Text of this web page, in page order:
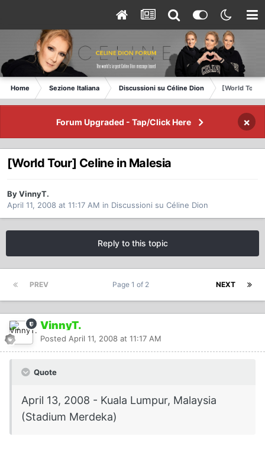
Home Sezione Italiana Discussioni su Céline Dion [World Tour]
Forum Upgraded - Tap/Click Here ×
[World Tour] Celine in Malesia
By VinnyT.
April 11, 2008 at 11:17 AM in Discussioni su Céline Dion
Reply to this topic
PREV NEXT
Page 1 of 2
VinnyT.
Posted April 11, 2008 at 11:17 AM
Quote
April 13, 2008 - Kuala Lumpur, Malaysia
(Stadium Merdeka)